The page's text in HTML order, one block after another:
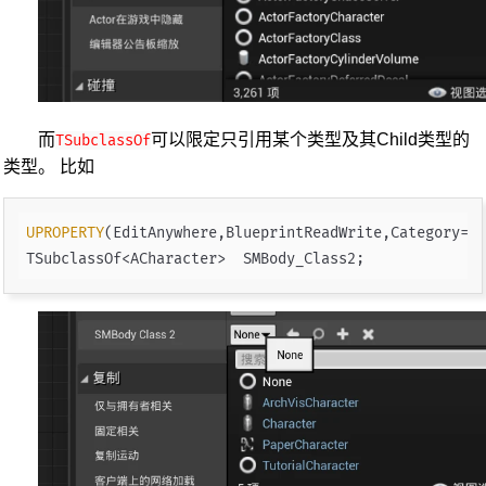
而TSubclassOf可以限定只引用某个类型及其Child类型的
类型。 比如
UPROPERTY